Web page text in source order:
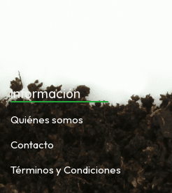
Información
Quiénes somos
Contacto
Términos y Condiciones